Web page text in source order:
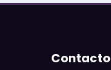
Contacto